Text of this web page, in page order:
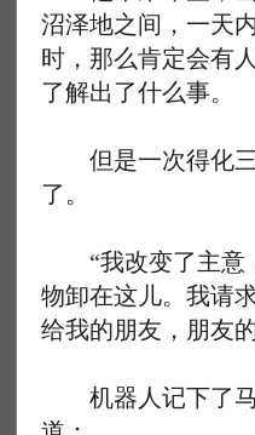
沼泽地之间，一天
时，那么肯定会有
了解出了什么事。
但是一次得化
了。
“我改变了主意
物卸在这儿。我请
给我的朋友，朋友
机器人记下了马